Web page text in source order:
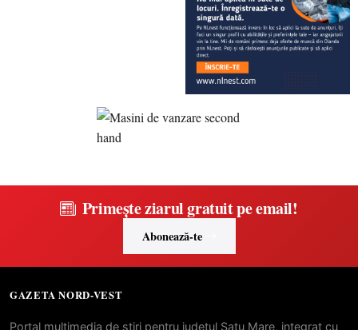
Primește ziarul gratuit pe email!
Abonează-te
GAZETA NORD-VEST
Portal multimedia de stiri pentru judetul Satu Mare, integrat cu